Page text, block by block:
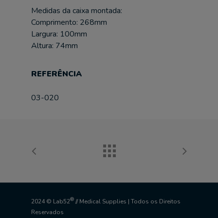
Medidas da caixa montada:
Comprimento: 268mm
Largura: 100mm
Altura: 74mm
REFERÊNCIA
03-020
2024 © Lab52® // Medical Supplies | Todos os Direitos
Reservados